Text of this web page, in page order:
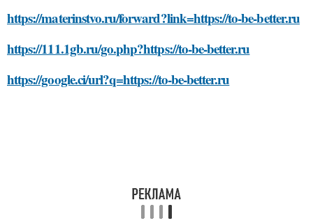
https://materinstvo.ru/forward?link=https://to-be-better.ru
https://111.1gb.ru/go.php?https://to-be-better.ru
https://google.ci/url?q=https://to-be-better.ru